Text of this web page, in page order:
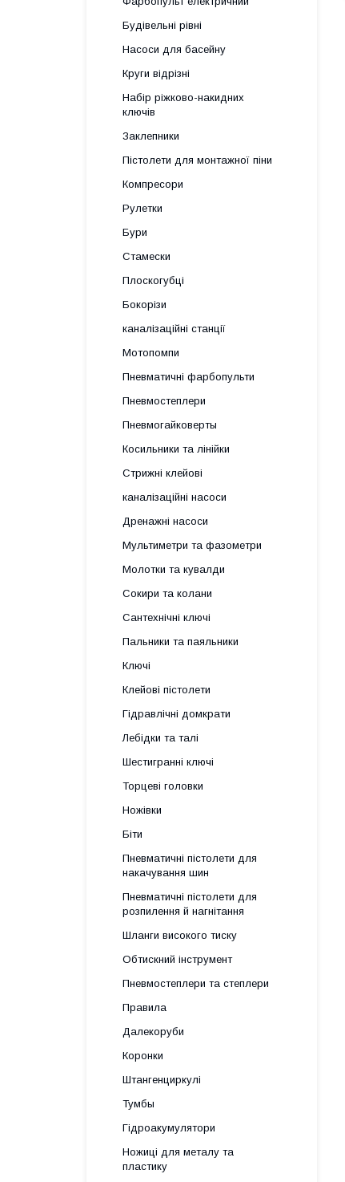
Будівельні рівні
Насоси для басейну
Круги відрізні
Набір ріжково-накидних
ключів
Заклепники
Пістолети для монтажної піни
Компресори
Рулетки
Бури
Стамески
Плоскогубці
Бокорізи
каналізаційні станції
Мотопомпи
Пневматичні фарбопульти
Пневмостеплери
Пневмогайковерты
Косильники та лінійки
Стрижні клейові
каналізаційні насоси
Дренажні насоси
Мультиметри та фазометри
Молотки та кувалди
Сокири та колани
Сантехнічні ключі
Пальники та паяльники
Ключі
Клейові пістолети
Гідравлічні домкрати
Лебідки та талі
Шестигранні ключі
Торцеві головки
Ножівки
Біти
Пневматичні пістолети для
накачування шин
Пневматичні пістолети для
розпилення й нагнітання
Шланги високого тиску
Обтискний інструмент
Пневмостеплери та степлери
Правила
Далекоруби
Коронки
Штангенциркулі
Тумбы
Гідроакумулятори
Ножиці для металу та
пластику